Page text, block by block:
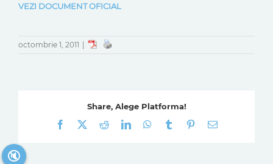
VEZI DOCUMENT OFICIAL
octombrie 1, 2011
Share, Alege Platforma!
Facebook
RedditLinkedInWhatsApp
Tumblr Pinterest
E-
🔇